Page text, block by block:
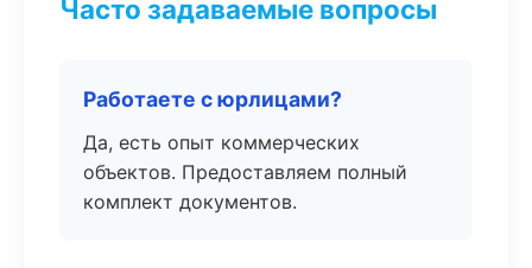
Часто задаваемые вопросы
Работаете с юрлицами?
Да, есть опыт коммерческих
объектов. Предоставляем полный
комплект документов.